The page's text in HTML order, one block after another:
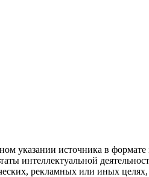
указании источника в
интеллектуальной
рекламных или иных целях,